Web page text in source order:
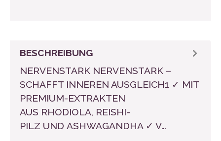
BESCHREIBUNG
NERVENSTARK NERVENSTARK –
SCHAFFT INNEREN AUSGLEICH1 ✓ MIT
PREMIUM-EXTRAKTEN
AUS RHODIOLA, REISHI-
PILZ UND ASHWAGANDHA ✓ V…